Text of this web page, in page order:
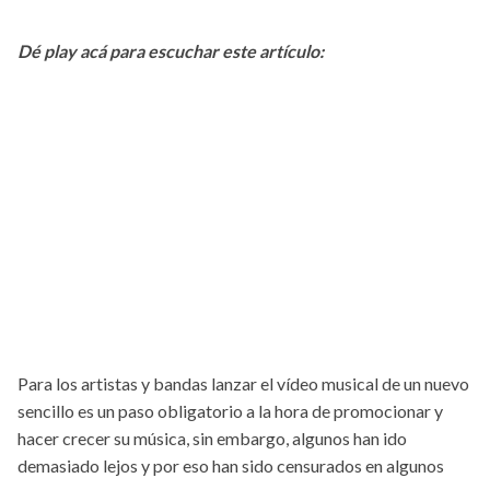
Dé play acá para escuchar este artículo:
Para los artistas y bandas lanzar el vídeo musical de un nuevo
sencillo es un paso obligatorio a la hora de promocionar y
hacer crecer su música, sin embargo, algunos han ido
demasiado lejos y por eso han sido censurados en algunos